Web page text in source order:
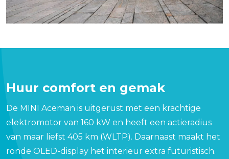
Huur comfort en gemak
De MINI Aceman is uitgerust met een krachtige
elektromotor van 160 kW en heeft een actieradius
van maar liefst 405 km (WLTP). Daarnaast maakt het
ronde OLED-display het interieur extra futuristisch.